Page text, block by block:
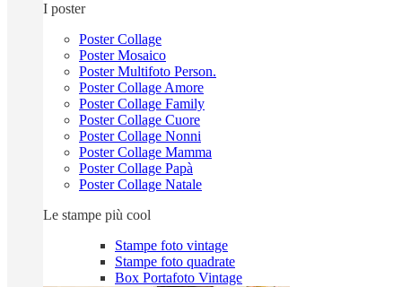
I poster
Poster Collage
Poster Mosaico
Poster Multifoto Person.
Poster Collage Amore
Poster Collage Family
Poster Collage Cuore
Poster Collage Nonni
Poster Collage Mamma
Poster Collage Papà
Poster Collage Natale
Le stampe più cool
Stampe foto vintage
Stampe foto quadrate
Box Portafoto Vintage